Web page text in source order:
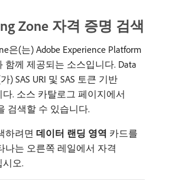
Zone 자격 증명 검색
은(는) Adobe Experience Platform
함께 제공되는 소스입니다. Data
) SAS URI 및 SAS 토큰 기반
. 소스 카탈로그 페이지에서
검색할 수 있습니다.
하려면 데이터 랜딩 영역 카드를
나는 오른쪽 레일에서 자격
오.